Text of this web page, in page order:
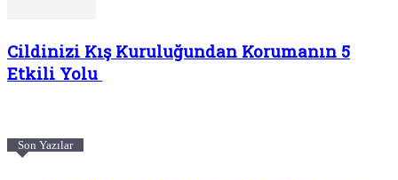
Cildinizi Kış Kuruluğundan Korumanın 5
Etkili Yolu
Son Yazılar